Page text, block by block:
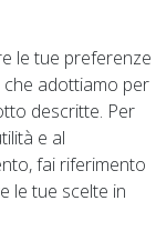
le tue preferenze
adottiamo per
descritte. Per
e al
fai riferimento
le tue scelte in